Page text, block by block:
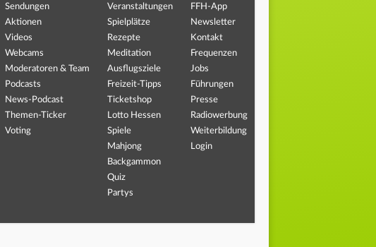
Sendungen
Aktionen
Videos
Webcams
Moderatoren & Team
Podcasts
News-Podcast
Themen-Ticker
Voting
Veranstaltungen
Spielplätze
Rezepte
Meditation
Ausflugsziele
Freizeit-Tipps
Ticketshop
Lotto Hessen
Spiele
Mahjong
Backgammon
Quiz
Partys
FFH-App
Newsletter
Kontakt
Frequenzen
Jobs
Führungen
Presse
Radiowerbung
Weiterbildung
Login